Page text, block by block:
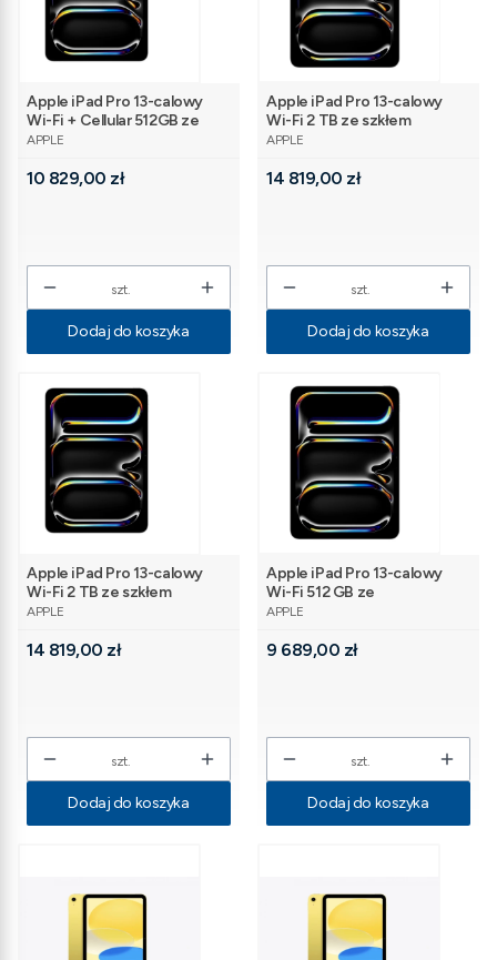
Apple iPad Pro 13-calowy
Wi-Fi + Cellular 512GB ze
szkłem standardowym -
PRODUCENT
APPLE
Cena
10 829,00 zł
szt.
Dodaj do koszyka
Apple iPad Pro 13-calowy
Wi-Fi 2 TB ze szkłem
standardowym - Gwiezdna
PRODUCENT
APPLE
Cena
14 819,00 zł
szt.
Dodaj do koszyka
Apple iPad Pro 13-calowy
Wi-Fi 2 TB ze szkłem
standardowym - Srebrny
PRODUCENT
APPLE
Cena
14 819,00 zł
szt.
Dodaj do koszyka
Apple iPad Pro 13-calowy
Wi-Fi 512 GB ze
standardowym szkłem -
PRODUCENT
APPLE
Cena
9 689,00 zł
szt.
Dodaj do koszyka